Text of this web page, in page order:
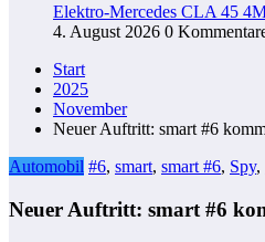
Elektro-Mercedes CLA 45
4. August 2026 0
Start
2025
November
Neuer Auftritt: smart #6
Automobil #6, smart, smart #6, Spy,
Neuer Auftritt: smart #6